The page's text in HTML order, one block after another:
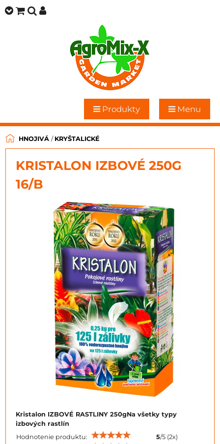
Produkty Menu
HNOJIVÁ / KRYŠTALICKÉ
KRISTALON IZBOVÉ 250G
16/B
Kristalon IZBOVÉ RASTLINY 250gNa všetky typy
izbových rastlín
Hodnotenie produktu:
5/5 (2x)